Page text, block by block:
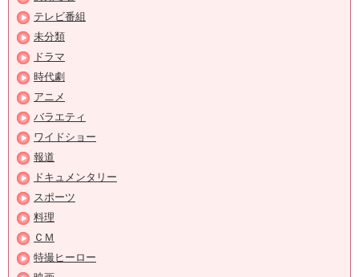
テレビ番組
未分類
ドラマ
時代劇
アニメ
バラエティ
ワイドショー
報道
ドキュメンタリー
スポーツ
料理
ＣＭ
特撮ヒーロー